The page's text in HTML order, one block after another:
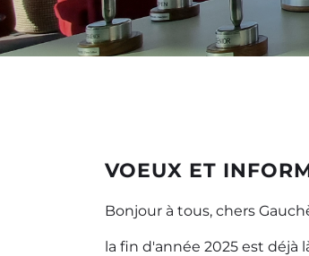
VOEUX ET
Bonjour à tous, chers
la fin d'année 2025 est déjà